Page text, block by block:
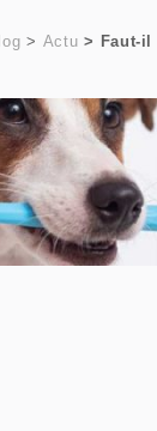
Actu Faut-